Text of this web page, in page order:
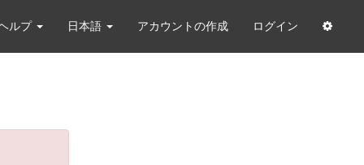
ルプ 日本語 アカウントの作成 ログイン